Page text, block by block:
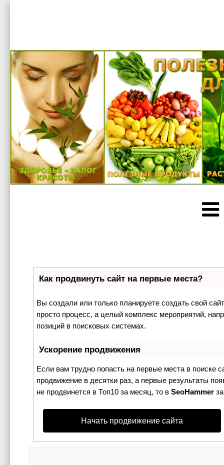
Как продвинуть сайт на первые места?
Вы создали или только планируете создать свой
просто процесс, а целый комплекс мероприятий,
позиций в поисковых системах.
Ускорение продвижения
Если вам трудно попасть на первые места в поиске
продвижение в десятки раз, а первые результаты
не продвинется в Топ10 за месяц, то вSeoHammer
Начать продвижение сайта